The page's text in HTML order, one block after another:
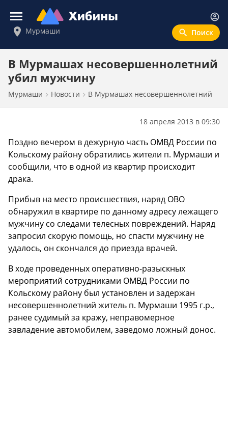
Войти
Новости
Картина дня
Политика
Общество
Спорт
Культура
Афиша
Объявления
Справка
Аналитика
Медицина
Попутчики
Мурмаши
В Мурмашах несовершеннолетний
убил мужчину
Мурмаши Новости В Мурмашах несовершеннолетний
18 апреля 2013 в 09:30
Поздно вечером в дежурную часть ОМВД России по
Кольскому району обратились жители п. Мурмаши и
сообщили, что в одной из квартир происходит
драка.
Прибыв на место происшествия, наряд ОВО
обнаружил в квартире по данному адресу лежащего
мужчину со следами телесных повреждений. Наряд
запросил скорую помощь, но спасти мужчину не
удалось, он скончался до приезда врачей.
В ходе проведенных оперативно-разыскных
мероприятий сотрудниками ОМВД России по
Кольскому району был установлен и задержан
несовершеннолетний житель п. Мурмаши 1995 г.р.,
ранее судимый за кражу, неправомерное
завладение автомобилем, заведомо ложный донос.